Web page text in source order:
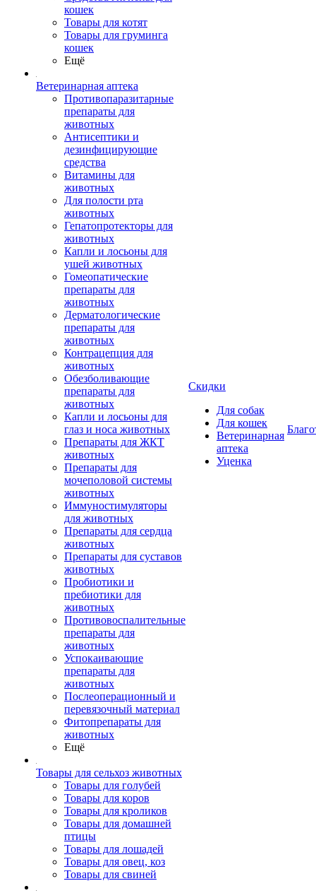
кошек
Товары для котят
Товары для груминга
кошек
Ещё
Ветеринарная аптека
Противопаразитарные
препараты для
животных
Антисептики и
дезинфицирующие
средства
Витамины для
животных
Для полости рта
животных
Гепатопротекторы для
животных
Капли и лосьоны для
ушей животных
Гомеопатические
препараты для
животных
Дерматологические
препараты для
животных
Контрацепция для
животных
Обезболивающие
препараты для
животных
Капли и лосьоны для
глаз и носа животных
Препараты для ЖКТ
животных
Препараты для
мочеполовой системы
животных
Иммуностимуляторы
для животных
Препараты для сердца
животных
Препараты для суставов
животных
Пробиотики и
пребиотики для
животных
Противовоспалительные
препараты для
животных
Успокаивающие
препараты для
животных
Послеоперационный и
перевязочный материал
Фитопрепараты для
животных
Ещё
Товары для сельхоз животных
Товары для голубей
Товары для коров
Товары для кроликов
Товары для домашней
птицы
Товары для лошадей
Товары для овец, коз
Товары для свиней
Скидки
Для собак
Для кошек
Ветеринарная
аптека
Уценка